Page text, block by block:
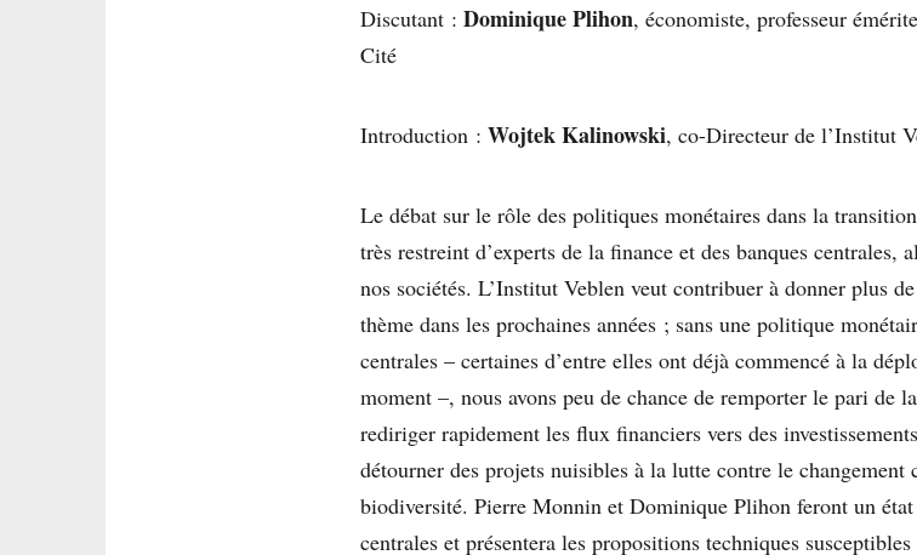
Discutant : Dominique Plihon, économiste, professeur
Cité
Introduction : Wojtek Kalinowski, co-Directeur de l’Institut
Le débat sur le rôle des politiques monétaires dans la
très restreint d’experts de la finance et des banques centrales,
nos sociétés. L’Institut Veblen veut contribuer à donner plus
thème dans les prochaines années ; sans une politique
centrales – certaines d’entre elles ont déjà commencé à la
moment –, nous avons peu de chance de remporter le pari de
rediriger rapidement les flux financiers vers des
détourner des projets nuisibles à la lutte contre le
biodiversité. Pierre Monnin et Dominique Plihon feront un
centrales et présentera les propositions techniques